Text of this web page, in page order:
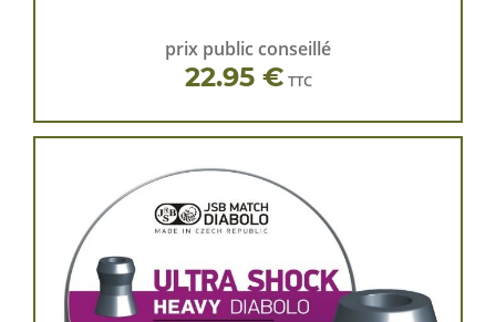
prix public conseillé
22.95 € TTC